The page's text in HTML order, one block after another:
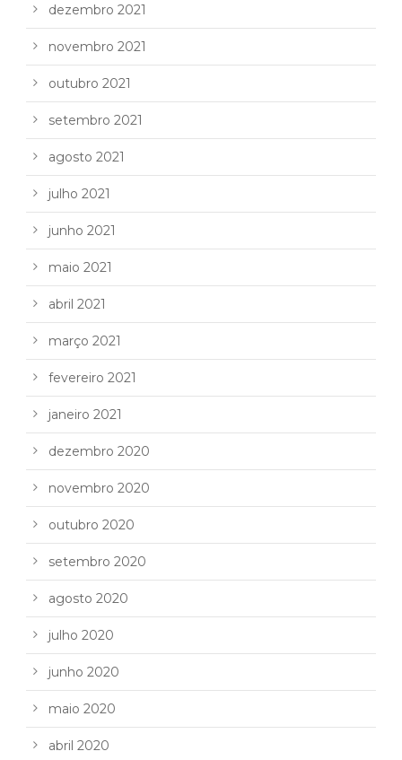
dezembro 2021
novembro 2021
outubro 2021
setembro 2021
agosto 2021
julho 2021
junho 2021
maio 2021
abril 2021
março 2021
fevereiro 2021
janeiro 2021
dezembro 2020
novembro 2020
outubro 2020
setembro 2020
agosto 2020
julho 2020
junho 2020
maio 2020
abril 2020